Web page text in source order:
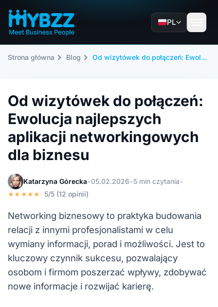
PL
Strona główna Blog Od wizytówek do połączeń: Ewolucja najlepszych aplikacji networkingowych dla biznesu
Od wizytówek do połączeń:
Ewolucja najlepszych
aplikacji networkingowych
dla biznesu
Katarzyna Górecka•05.02.2026•5 min czytania•
★★★★★
5/5 (12 opinii)
Networking biznesowy to praktyka budowania
relacji z innymi profesjonalistami w celu
wymiany informacji, porad i możliwości. Jest to
kluczowy czynnik sukcesu, pozwalający
osobom i firmom poszerzać wpływy, zdobywać
nowe informacje i rozwijać karierę.